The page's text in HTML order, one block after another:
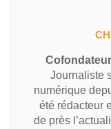
Journaliste
numérique
été rédacteur
de près